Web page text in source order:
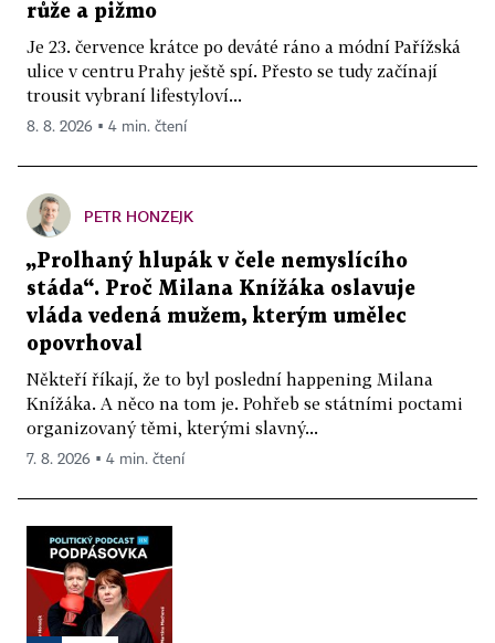
růže a pižmo
Je 23. července krátce po deváté ráno a módní Pařížská
ulice v centru Prahy ještě spí. Přesto se tudy začínají
trousit vybraní lifestyloví...
8. 8. 2026 ▪ 4 min. čtení
PETR HONZEJK
„Prolhaný hlupák v čele nemyslícího
stáda“. Proč Milana Knížáka oslavuje
vláda vedená mužem, kterým umělec
opovrhoval
Někteří říkají, že to byl poslední happening Milana
Knížáka. A něco na tom je. Pohřeb se státními poctami
organizovaný těmi, kterými slavný...
7. 8. 2026 ▪ 4 min. čtení